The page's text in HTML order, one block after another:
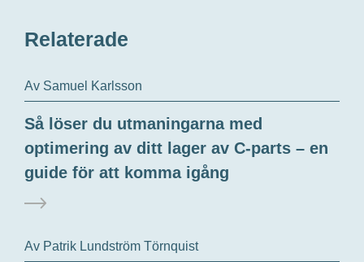
Relaterade
Av Samuel Karlsson
Så löser du utmaningarna med
optimering av ditt lager av C-parts – en
guide för att komma igång
Av Patrik Lundström Törnquist